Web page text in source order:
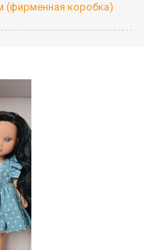
(фирменная коробка)